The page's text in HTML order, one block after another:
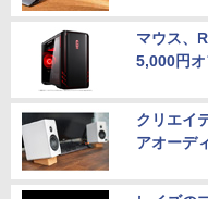
マウス、
5,000円オ
クリエイ
アオーデ